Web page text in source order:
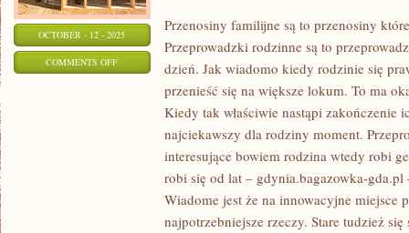
OCTOBER - 12 - 2025
COMMENTS OFFON
ELEKTRYCZNĄ
Przenosiny familijne są to przenosiny
Przeprowadzki rodzinne są to
dzień. Jak wiadomo kiedy rodzinie się
przenieść się na większe lokum. To ma
Kiedy tak właściwie nastąpi zakończenie
najciekawszy dla rodziny moment.
interesujące bowiem rodzina wtedy robi
robi się od lat – gdynia.bagazowka-
Wiadome jest że na innowacyjne miejsce
najpotrzebniejsze rzeczy. Stare tudzież